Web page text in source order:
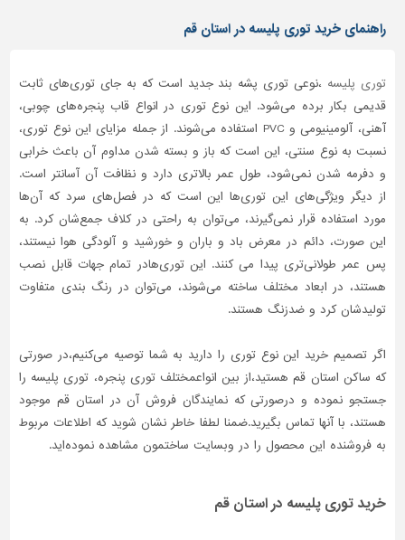
و
ساخت
و
ساز
تاسیسات
ساختمان
شهرسازی،
و
سازه
سایر
راهنمای خرید توری پلیسه در استان قم
توری‌ پلیسه ،نوعی توری‌ پشه بند جدید است که به جای توری‌های ثابت
قدیمی بکار برده می‌شود. این نوع توری در انواع قاب پنجره‌های چوبی،
آهنی، آلومینیومی و PVC استفاده می‌شوند. از جمله مزایای این نوع توری،
نسبت به نوع سنتی، این است که باز و بسته شدن مداوم آن باعث خرابی
و دفرمه شدن نمی‌شود، طول عمر بالاتری دارد و نظافت آن آسانتر است.
از دیگر ویژگی‌های این توری‌ها این است که در فصل‌های سرد که آن‌ها
مورد استفاده قرار نمی‌گیرند، می‌توان به راحتی در کلاف جمع‌شان کرد. به
این صورت، دائم در معرض باد و باران و خورشید و آلودگی هوا نیستند،
پس عمر طولانی‌تری پیدا می کنند. این توری‌هادر تمام جهات قابل نصب
هستند، در ابعاد مختلف ساخته می‌شوند، می‌توان در رنگ بندی متفاوت
تولیدشان کرد و ضدزنگ هستند.
اگر تصمیم خرید این نوع توری را دارید به شما توصیه می‌کنیم،در صورتی
که ساکن استان قم هستید،از بین انواعمختلف توری پنجره، توری پلیسه را
جستجو نموده و درصورتی‌ که نمایندگان فروش آن در استان قم موجود
هستند، با آنها تماس بگیرید.ضمنا لطفا خاطر نشان شوید که اطلاعات مربوط
به فروشنده این محصول را در وبسایت ساختمون مشاهده نموده‌اید.
خرید توری پلیسه در استان قم